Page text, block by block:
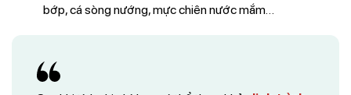
bớp, cá sòng nướng, mực chiên nước mắm…